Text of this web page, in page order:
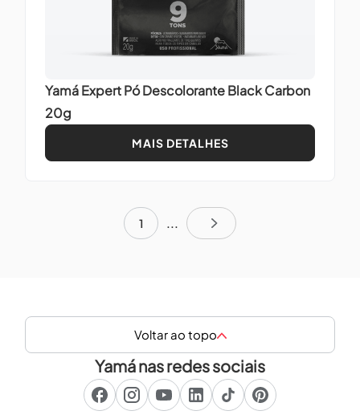
Yamá Expert Pó Descolorante Black Carbon
20g
MAIS DETALHES
1
Voltar ao topo
Yamá nas redes sociais